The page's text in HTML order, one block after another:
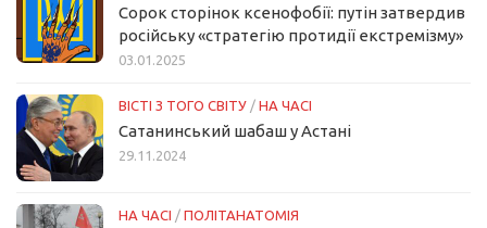
Сорок сторінок ксенофобії: путін затвердив
російську «стратегію протидії екстремізму»
03.01.2025
ВІСТІ З ТОГО СВІТУ / НА ЧАСІ
Сатанинський шабаш у Астані
29.11.2024
НА ЧАСІ / ПОЛІТАНАТОМІЯ